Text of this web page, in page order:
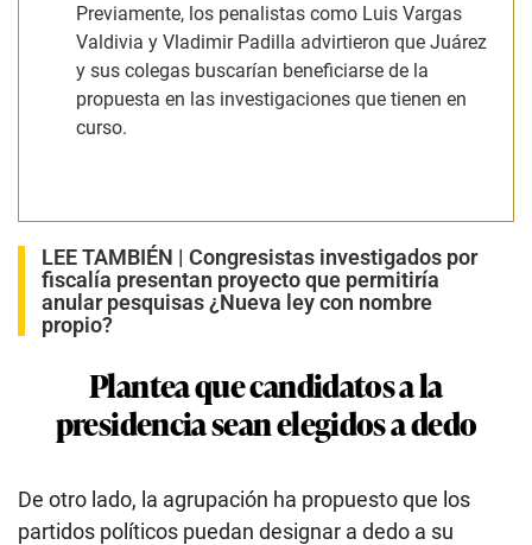
Previamente, los penalistas como Luis Vargas
Valdivia y Vladimir Padilla advirtieron que Juárez
y sus colegas buscarían beneficiarse de la
propuesta en las investigaciones que tienen en
curso.
LEE TAMBIÉN | Congresistas investigados por
fiscalía presentan proyecto que permitiría
anular pesquisas ¿Nueva ley con nombre
propio?
Plantea que candidatos a la
presidencia sean elegidos a dedo
De otro lado, la agrupación ha propuesto que los
partidos políticos puedan designar a dedo a su